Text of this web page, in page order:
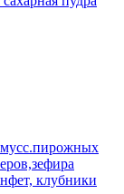
мусс.пирожных
клубники